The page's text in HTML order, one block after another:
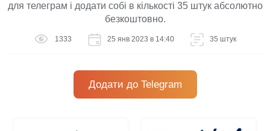
для телеграм і додати собі в кількості 35 штук абсолютно
безкоштовно.
1333 25 янв 2023 в 14:40 35 штук
Додати до Telegram